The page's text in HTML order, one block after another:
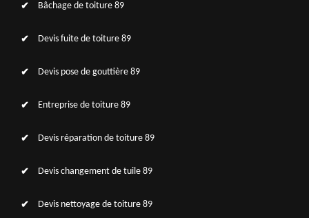
Bâchage de toiture 89
Devis fuite de toiture 89
Devis pose de gouttière 89
Entreprise de toiture 89
Devis réparation de toiture 89
Devis changement de tuile 89
Devis nettoyage de toiture 89